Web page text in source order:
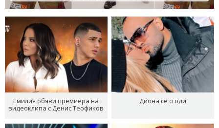
Емилия обяви премиера на
видеоклипа с Денис Теофиков
Диона се сгоди